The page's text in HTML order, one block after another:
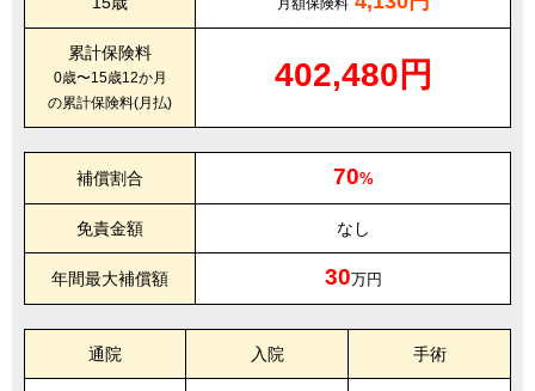
累計保険料
0歳〜15歳12か月
の累計保険料(月払)
402,480円
補償割合 70%
免責金額 なし
年間最大補償額 30万円
通院 入院 手術